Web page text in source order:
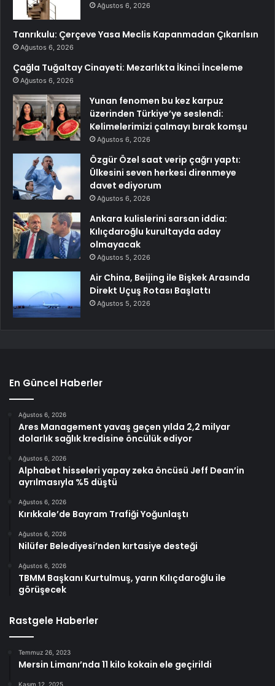
Ağustos 6, 2026
Tanrıkulu: Çerçeve Yasa Meclis Kapanmadan Çıkarılsın
Ağustos 6, 2026
Çağla Tuğaltay Cinayeti: Mezarlıkta İkinci İnceleme
Ağustos 6, 2026
Yunan fenomen bu kez karpuz
üzerinden Türkiye’ye seslendi:
Kelimelerimizi çalmayı bırak komşu
Ağustos 6, 2026
Özgür Özel saat verip çağrı yaptı:
Ülkesini seven herkesi direnmeye
davet ediyorum
Ağustos 6, 2026
Ankara kulislerini sarsan iddia:
Kılıçdaroğlu kurultayda aday
olmayacak
Ağustos 5, 2026
Air China, Beijing ile Bişkek Arasında
Direkt Uçuş Rotası Başlattı
Ağustos 5, 2026
En Güncel Haberler
Ağustos 6, 2026
Ares Management yavaş geçen yılda 2,2 milyar
dolarlık sağlık kredisine öncülük ediyor
Ağustos 6, 2026
Alphabet hisseleri yapay zeka öncüsü Jeff Dean’in
ayrılmasıyla %5 düştü
Ağustos 6, 2026
Kırıkkale’de Bayram Trafiği Yoğunlaştı
Ağustos 6, 2026
Nilüfer Belediyesi’nden kırtasiye desteği
Ağustos 6, 2026
TBMM Başkanı Kurtulmuş, yarın Kılıçdaroğlu ile
görüşecek
Rastgele Haberler
Temmuz 26, 2023
Mersin Limanı’nda 11 kilo kokain ele geçirildi
Kasım 12, 2025